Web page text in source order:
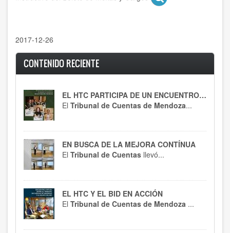
2017-12-26
CONTENIDO RECIENTE
EL HTC PARTICIPA DE UN ENCUENTRO CLAVE
El Tribunal de Cuentas de Mendoza...
EN BUSCA DE LA MEJORA CONTÍNUA
El Tribunal de Cuentas llevó...
EL HTC Y EL BID EN ACCIÓN
El Tribunal de Cuentas de Mendoza ...